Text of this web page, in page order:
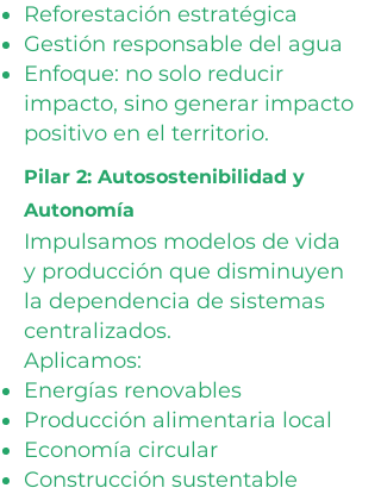
Reforestación estratégica
Gestión responsable del agua
Enfoque: no solo reducir
impacto, sino generar impacto
positivo en el territorio.
Pilar 2: Autosostenibilidad y
Autonomía
Impulsamos modelos de vida
y producción que disminuyen
la dependencia de sistemas
centralizados.
Aplicamos:
Energías renovables
Producción alimentaria local
Economía circular
Construcción sustentable